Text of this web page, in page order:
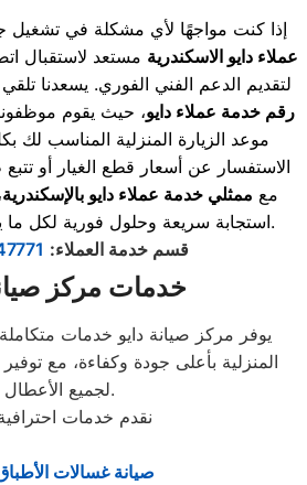
إذا كنت مواجهًا لأي مشكلة في تشغيل
عملاء دايو الاسكندرية مستعد لاستقبال
لتقديم الدعم الفني الفوري. يسعدنا
رقم خدمة عملاء دايو، حيث يقوم
موعد الزيارة المنزلية المناسب لك
الاستفسار عن أسعار قطع الغيار أو
مع ممثلي خدمة عملاء دايو بالإسكندرية
استجابة سريعة وحلول فورية لكل ما يخص أجهزتك المنزلية.
قسم خدمة العملاء:
خدمات مركز
يوفر مركز صيانة دايو خدمات
المنزلية بأعلى جودة وكفاءة، مع
لجميع الأعطال.
نقدم خدمات
صيانة غسالات